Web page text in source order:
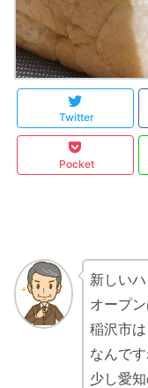
Twitter
Pocket
新しい
オープ
稲沢市
なんです
少し愛